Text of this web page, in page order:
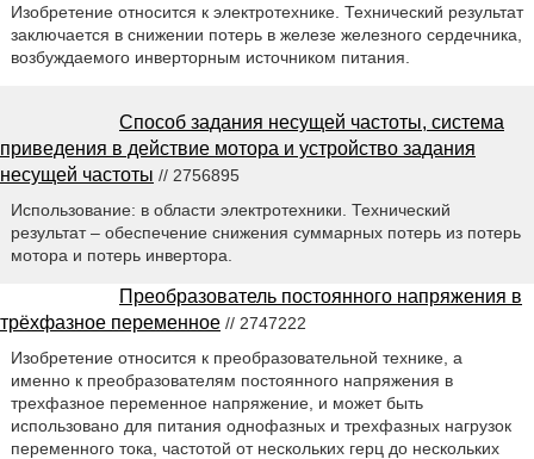
Изобретение относится к электротехнике. Технический результат
заключается в снижении потерь в железе железного сердечника,
возбуждаемого инверторным источником питания.
Способ задания несущей частоты, система
приведения в действие мотора и устройство задания
несущей частоты // 2756895
Использование: в области электротехники. Технический
результат – обеспечение снижения суммарных потерь из потерь
мотора и потерь инвертора.
Преобразователь постоянного напряжения в
трёхфазное переменное // 2747222
Изобретение относится к преобразовательной технике, а
именно к преобразователям постоянного напряжения в
трехфазное переменное напряжение, и может быть
использовано для питания однофазных и трехфазных нагрузок
переменного тока, частотой от нескольких герц до нескольких